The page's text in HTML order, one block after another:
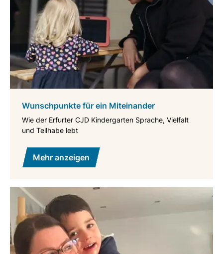
Wunschpunkte für ein Miteinander
Wie der Erfurter CJD Kindergarten Sprache, Vielfalt
und Teilhabe lebt
Mehr anzeigen